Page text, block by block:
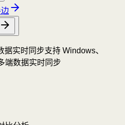
据实时同步支持 Windows、
端数据实时同步